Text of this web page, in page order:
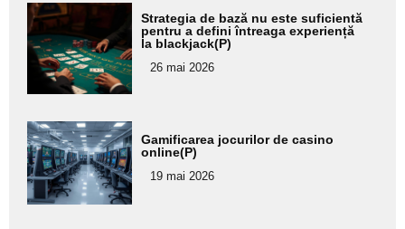
Adaugă
aici textul
pentru
subtitlu
Strategia de bază nu este suficientă
pentru a defini întreaga experiență
la blackjack(P)
26 mai 2026
Adaugă
aici textul
pentru
subtitlu
Gamificarea jocurilor de casino
online(P)
19 mai 2026